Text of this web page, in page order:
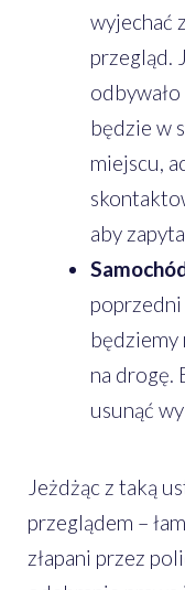
wyjechać
przegląd.
będzie w
miejscu,
aby
poprzedni
będziemy
na drogę.
usunąć
Jeżdżąc z taką
przeglądem –
złapani przez